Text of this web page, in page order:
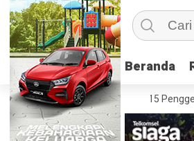
Beranda
Beranda
Latih 115 Penggerak Olahraga